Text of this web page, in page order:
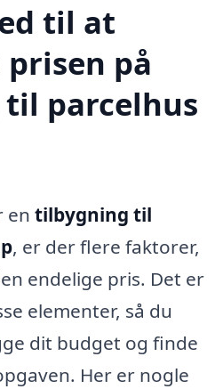
til at
på
parcelhus
en tilbygning til
, er der flere faktorer,
endelige pris. Det er
elementer, så du
dit budget og finde
Her er nogle